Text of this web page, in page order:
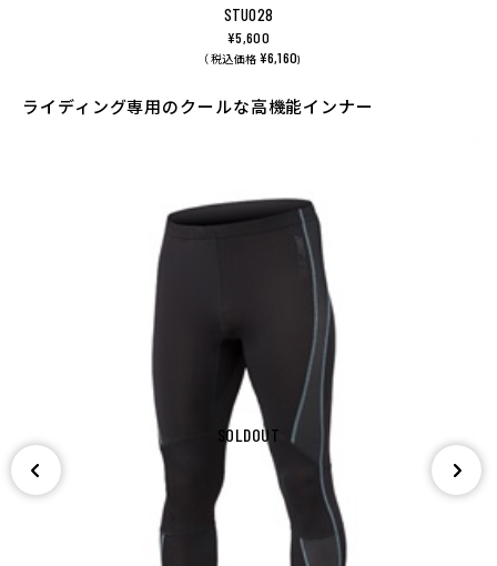
STU028
¥5,600
（ 税込価格 ¥6,160)
ライディング専用のクールな高機能インナー
SOLDOUT